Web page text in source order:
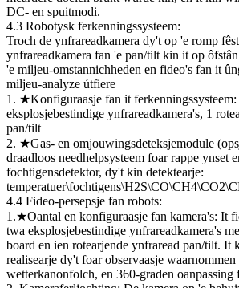
DC- en spuitmodi.
4.3 Robotysk ferkenningssysteem:
Troch de ynfrareadkamera dy't op 'e romp
ynfrareadkamera fan 'e pan/tilt kin it op
'e miljeu-omstannichheden en fideo's fan it
miljeu-analyze útfiere
1. ★Konfiguraasje fan it
eksplosjebestindige ynfrareadkamera's, 1
pan/tilt
2. ★Gas- en omjouwingsdeteksjemodule
draadloos needhelpsysteem foar rappe ynset
fochtigensdetektor, dy't kin detektearje:
4.4 Fideo-persepsje fan robots:
1.★Oantal en konfiguraasje fan kamera's: It
twa eksplosjebestindige ynfrareadkamera's
board en ien rotearjende ynfraread pan/tilt. It
realisearje dy't foar observaasje
wetterkanonfolch, en 360-graden oanpassing